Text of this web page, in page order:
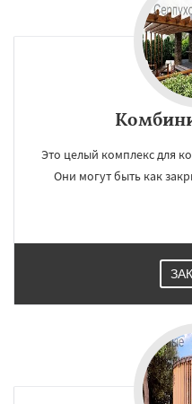
Это целый комплекс для
Они могут быть как